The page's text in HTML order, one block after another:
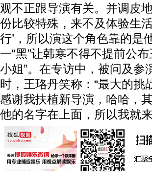
观不正跟导演有关。并调皮
份比较特殊，来不及体验生
行’，所以演这个角色靠的是
一“黑”让韩寒不得不提前公
小姐”。在专访中，被问及
时，王珞丹笑称：“最大的
感谢我扶植新导演，哈哈，
他的名字在上面，所以我就